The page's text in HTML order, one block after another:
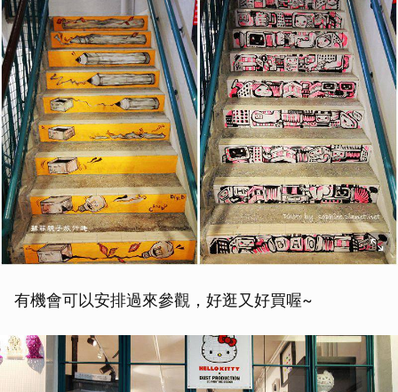
有機會可以安排過來參觀，好逛又好買喔~